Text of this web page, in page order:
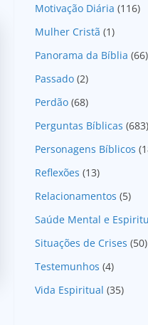
Motivação Diária (116)
Mulher Cristã (1)
Panorama da Bíblia (66)
Passado (2)
Perdão (68)
Perguntas Bíblicas (683)
Personagens Bíblicos
Reflexões (13)
Relacionamentos (5)
Saúde Mental e
Situações de Crises (50)
Testemunhos (4)
Vida Espiritual (35)